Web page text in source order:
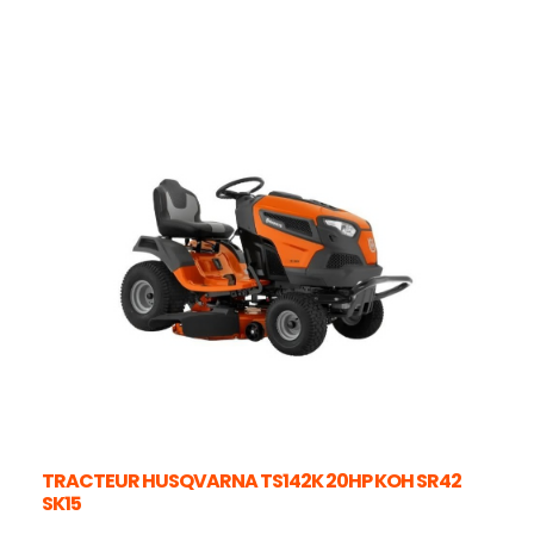
TRACTEUR HUSQVARNA TS142K 20HP KOH SR42
SK15